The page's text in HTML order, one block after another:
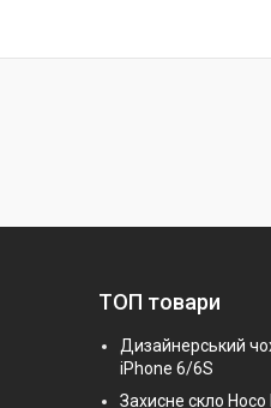
ТОП товари
Дизайнерський
iPhone 6/6S
Захисне скло